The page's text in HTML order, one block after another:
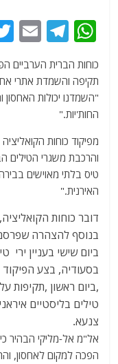
W
at
s
A
p
p
T
e
g
m
E
ai
l
כוחות הברית הערביים
תקיפה והשמדת אתרי
"השמדנו יכולות
החות'יות."
מפיקוד כוחות
והרכבת משגרי הטילים
טיס בלתי מאוישים
האירנית."
דובר כוחות
בנוסף להצהרה
ביום שישי בעניין ירי
בסעודיה, בצע
,ביום ראשון ,תקיפות
טילים בליסטיים
צנעא.
אל"מ אל-מליקי הבהיר
הפכה למקום לאחסון,